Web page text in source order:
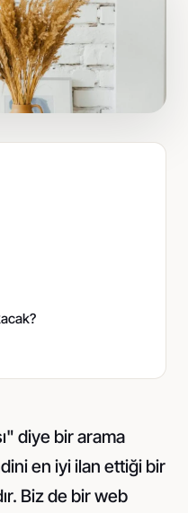
diye bir arama
en iyi ilan ettiği bir
Biz de bir web